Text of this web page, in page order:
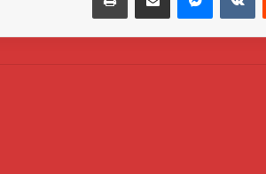
جولدن تاون تستعد لطرح اكبر ” Business